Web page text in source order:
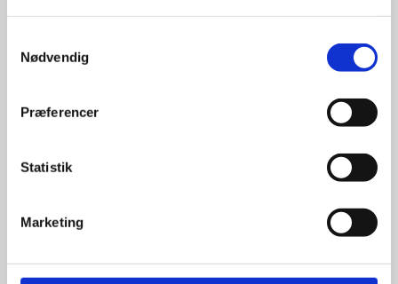
Nødvendig
Præferencer
Statistik
Marketing
idé til et konkret produkt, eller et